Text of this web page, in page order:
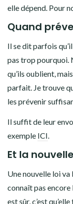
elle dépend. Pour
Quand
Il se dit parfois
pas trop pourquoi.
qu’ils oublient,
parfait. Je trouve
les prévenir
Il suffit de leur
exemple ICI
Et la
Une nouvelle loi
connaît pas
est sûr, c’est